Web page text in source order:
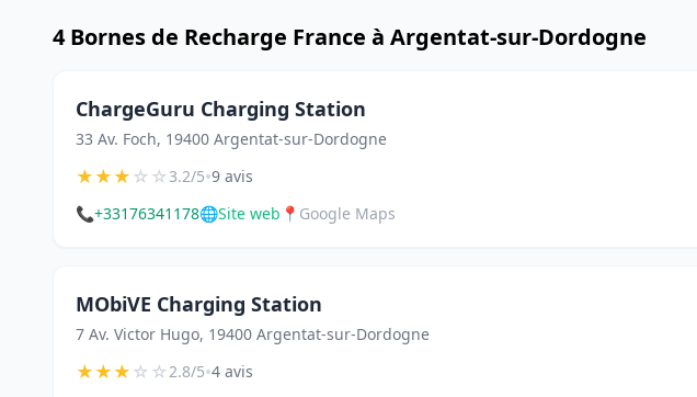
4 Bornes de Recharge France à Argentat-sur-Dordogne
ChargeGuru Charging Station
33 Av. Foch, 19400 Argentat-sur-Dordogne
★★★☆☆3.2/5•9 avis
📞+33176341178🌐Site web 📍 Google Maps
MObiVE Charging Station
7 Av. Victor Hugo, 19400 Argentat-sur-Dordogne
★★★☆☆2.8/5•4 avis